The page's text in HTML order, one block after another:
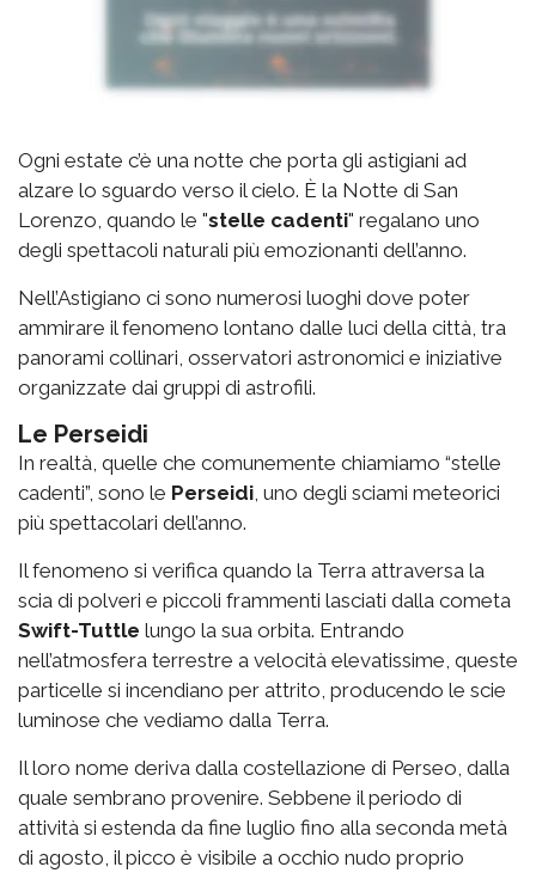
Ogni estate c’è una notte che porta gli astigiani ad
alzare lo sguardo verso il cielo. È la Notte di San
Lorenzo, quando le "stelle cadenti" regalano uno
degli spettacoli naturali più emozionanti dell’anno.
Nell’Astigiano ci sono numerosi luoghi dove poter
ammirare il fenomeno lontano dalle luci della città, tra
panorami collinari, osservatori astronomici e iniziative
organizzate dai gruppi di astrofili.
Le Perseidi
In realtà, quelle che comunemente chiamiamo “stelle
cadenti”, sono le Perseidi , uno degli sciami meteorici
più spettacolari dell’anno.
Il fenomeno si verifica quando la Terra attraversa la
scia di polveri e piccoli frammenti lasciati dalla cometa
Swift-Tuttle lungo la sua orbita. Entrando
nell’atmosfera terrestre a velocità elevatissime, queste
particelle si incendiano per attrito, producendo le scie
luminose che vediamo dalla Terra.
Il loro nome deriva dalla costellazione di Perseo, dalla
quale sembrano provenire. Sebbene il periodo di
attività si estenda da fine luglio fino alla seconda metà
di agosto, il picco è visibile a occhio nudo proprio